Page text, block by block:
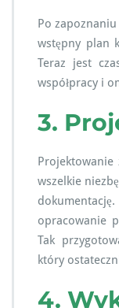
Po
wstępny plan
Teraz jest
współpracy i
3.
Projektowanie
wszelkie
opracowanie
Tak
który
4.